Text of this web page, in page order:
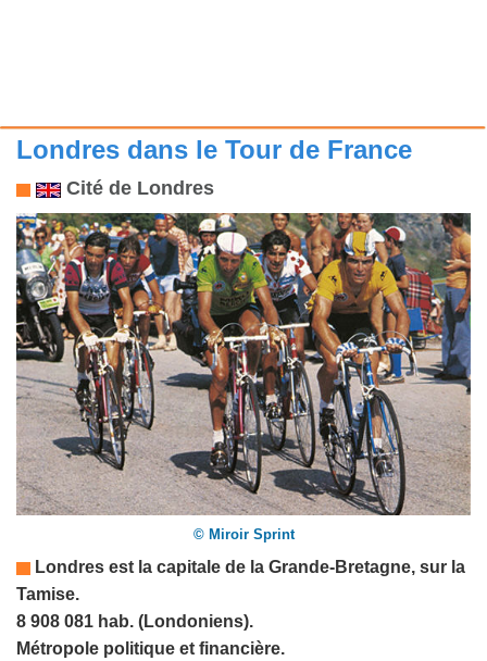
Londres dans le Tour de France
Cité de Londres
© Miroir Sprint
Londres est la capitale de la Grande-Bretagne, sur la
Tamise.
8 908 081 hab. (Londoniens).
Métropole politique et financière.